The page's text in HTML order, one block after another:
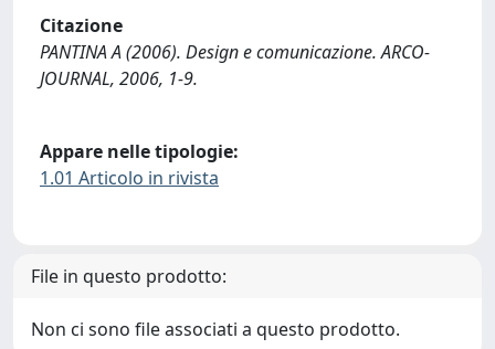
Citazione
PANTINA A (2006). Design e comunicazione. ARCO-
JOURNAL, 2006, 1-9.
Appare nelle tipologie:
1.01 Articolo in rivista
File in questo prodotto:
Non ci sono file associati a questo prodotto.